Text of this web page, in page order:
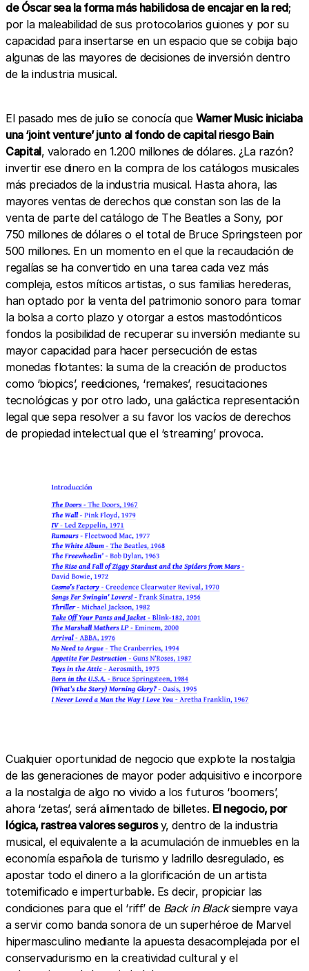
de Óscar sea la forma más habilidosa de encajar en la red;
por la maleabilidad de sus protocolarios guiones y por su
capacidad para insertarse en un espacio que se cobija bajo
algunas de las mayores de decisiones de inversión dentro
de la industria musical.
El pasado mes de julio se conocía que Warner Music iniciaba
una ‘joint venture’ junto al fondo de capital riesgo Bain
Capital, valorado en 1.200 millones de dólares. ¿La razón?
invertir ese dinero en la compra de los catálogos musicales
más preciados de la industria musical. Hasta ahora, las
mayores ventas de derechos que constan son las de la
venta de parte del catálogo de The Beatles a Sony, por
750 millones de dólares o el total de Bruce Springsteen por
500 millones. En un momento en el que la recaudación de
regalías se ha convertido en una tarea cada vez más
compleja, estos míticos artistas, o sus familias herederas,
han optado por la venta del patrimonio sonoro para tomar
la bolsa a corto plazo y otorgar a estos mastodónticos
fondos la posibilidad de recuperar su inversión mediante su
mayor capacidad para hacer persecución de estas
monedas flotantes: la suma de la creación de productos
como ‘biopics’, reediciones, ‘remakes’, resucitaciones
tecnológicas y por otro lado, una galáctica representación
legal que sepa resolver a su favor los vacíos de derechos
de propiedad intelectual que el ‘streaming’ provoca.
Cualquier oportunidad de negocio que explote la nostalgia
de las generaciones de mayor poder adquisitivo e incorpore
a la nostalgia de algo no vivido a los futuros ‘boomers’,
ahora ‘zetas’, será alimentado de billetes. El negocio, por
lógica, rastrea valores segurosy, dentro de la industria
musical, el equivalente a la acumulación de inmuebles en la
economía española de turismo y ladrillo desregulado, es
apostar todo el dinero a la glorificación de un artista
totemificado e imperturbable. Es decir, propiciar las
condiciones para que el ‘riff’ de Back in Blacksiempre vaya
a servir como banda sonora de un superhéroe de Marvel
hipermasculino mediante la apuesta desacomplejada por el
conservadurismo en la creatividad cultural y el